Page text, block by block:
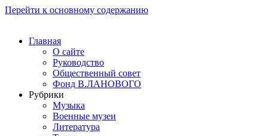
Перейти к основному содержанию
Главная
О сайте
Руководство
Общественный совет
Фонд В.ЛАНОВОГО
Рубрики
Музыка
Военные музеи
Литература